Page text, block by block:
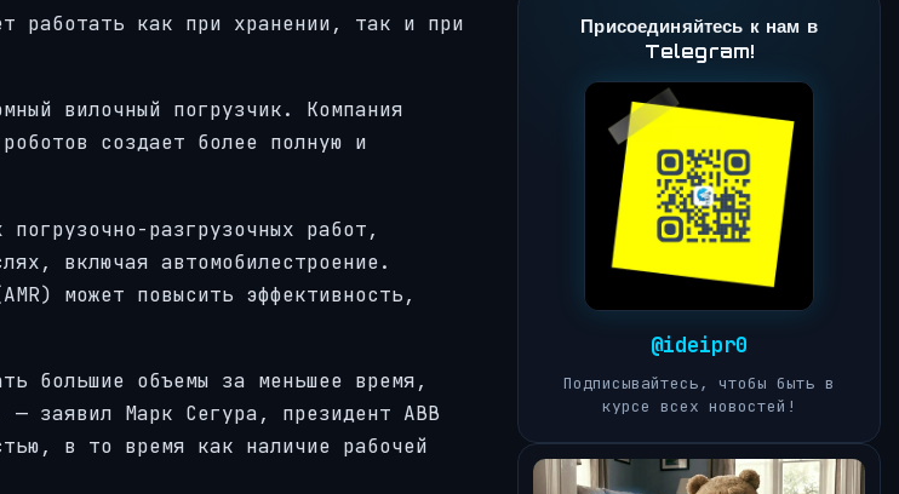
работать как при хранении, так и при
вилочный погрузчик. Компания
создает более полную и
разгрузочных работ,
включая автомобилестроение.
может повысить эффективность,
большие объемы за меньшее время,
заявил Марк Сегура, президент ABB
в то время как наличие рабочей
Присоединяйтесь к нам в
Telegram!
@ideipr0
Подписывайтесь, чтобы быть в
курсе всех новостей!